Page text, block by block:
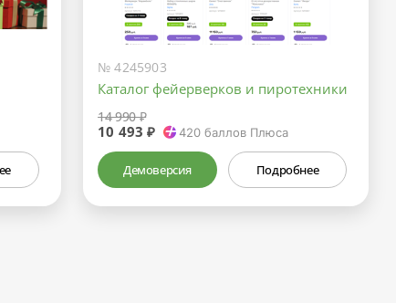
№ 4245903
Каталог фейерверков и пиротехники
14 990 ₽
10 493 ₽ 420баллов Плюса
Демоверсия Подробнее